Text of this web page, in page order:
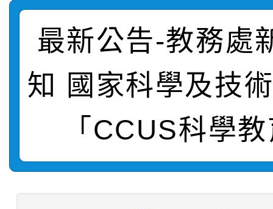
動辦法」
轉知臺中市政府政風處
城市手牽手，綠能透明
畫影片一案
轉知：「115學年度全
劇比賽實施要點」及修
轉知：桃園市115年度
敬師藝文競賽』實施計
【甄選結果(第11招)】
學年度第1學期第7次代
結果(第11招)
學年度第1學期第9次代
【甄選結果(第4招)】
最新公告-教務處
知 國家科學及技
「CCUS科學